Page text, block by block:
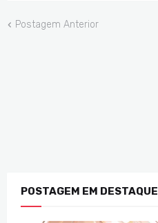
Postagem Anterior
POSTAGEM EM DESTAQUE